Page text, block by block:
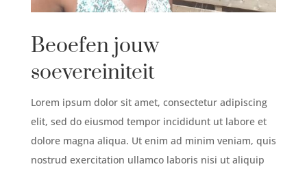
Beoefen jouw
soevereiniteit
Lorem ipsum dolor sit amet, consectetur adipiscing
elit, sed do eiusmod tempor incididunt ut labore et
dolore magna aliqua. Ut enim ad minim veniam, quis
nostrud exercitation ullamco laboris nisi ut aliquip